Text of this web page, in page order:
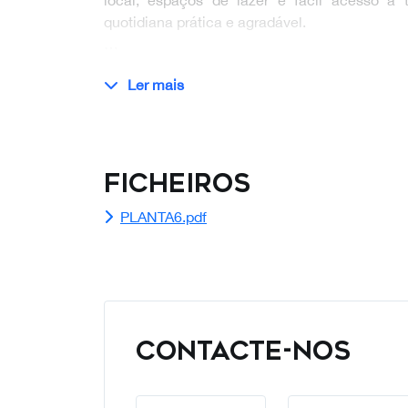
quotidiana prática e agradável.
Ler mais
Ficheiros
PLANTA6.pdf
CONTACTE-NOS